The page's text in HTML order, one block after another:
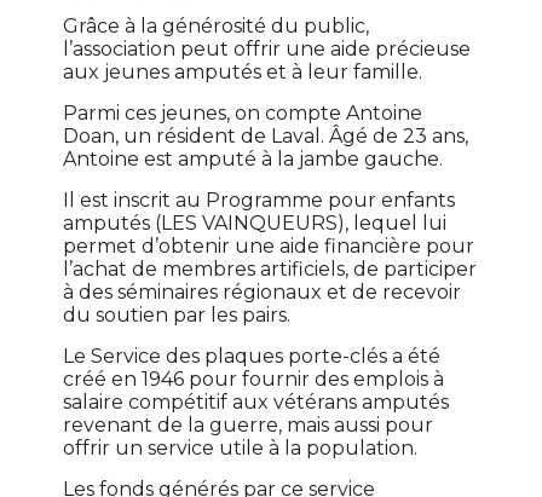
Grâce à la générosité du public,
l’association peut offrir une aide précieuse
aux jeunes amputés et à leur famille.
Parmi ces jeunes, on compte Antoine
Doan, un résident de Laval. Âgé de 23 ans,
Antoine est amputé à la jambe gauche.
Il est inscrit au Programme pour enfants
amputés (LES VAINQUEURS), lequel lui
permet d’obtenir une aide financière pour
l’achat de membres artificiels, de participer
à des séminaires régionaux et de recevoir
du soutien par les pairs.
Le Service des plaques porte-clés a été
créé en 1946 pour fournir des emplois à
salaire compétitif aux vétérans amputés
revenant de la guerre, mais aussi pour
offrir un service utile à la population.
Les fonds générés par ce service